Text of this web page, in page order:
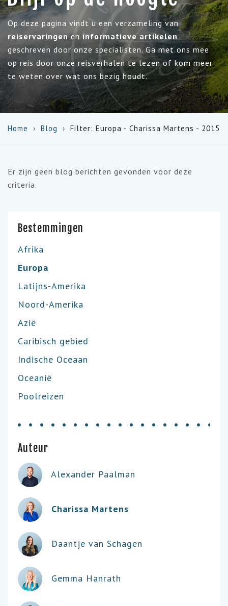
Op deze pagina vindt u een verzameling van
reiservaringenen informatieve artikelen
geschreven door onze specialisten. Ga met ons mee
op reis door onze reisverhalen te lezen of kom meer
te weten over wat ons bezig houdt.
Home Blog Filter: Europa - Charissa Martens - 2015
Er zijn geen blog berichten gevonden voor deze
criteria.
Bestemmingen
Afrika
Europa
Latijns-Amerika
Noord-Amerika
Azië
Caribisch gebied
Indische Oceaan
Oceanië
Poolreizen
Auteur
Alexander Paalman
Charissa Martens
Daantje van Schagen
Gemma Hanrath